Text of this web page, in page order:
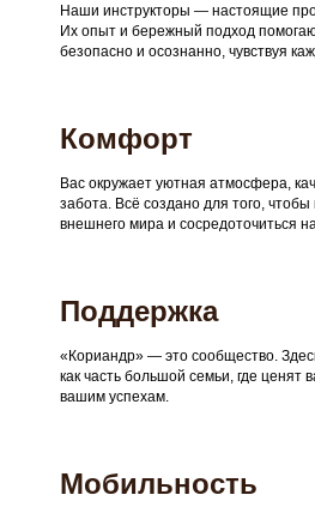
Наши инструкторы — настоящие
Их опыт и бережный подход
безопасно и осознанно, чувствуя
Комфорт
Вас окружает уютная атмосфера,
забота. Всё создано для того,
внешнего мира и сосредоточиться
Поддержка
«Кориандр» — это сообщество.
как часть большой семьи, где ценят
вашим успехам.
Мобильность